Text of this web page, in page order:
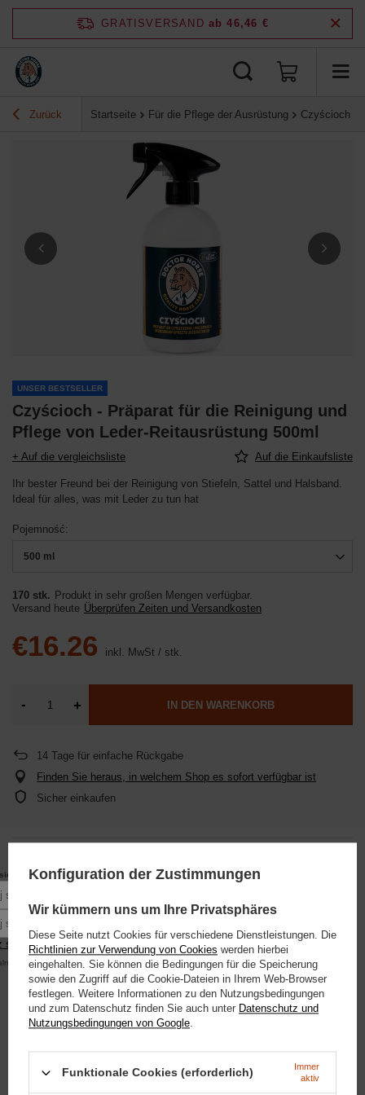
GRATISVERSAND ab 46,46 €
Zurück Startseite Für die Pflege der Ausrüstung Czyścioch -
UNSER BESTSELLER
Czyścioch - Präparat für die Reinigung und
Pflege von Leder-Reitausrüstung 500ml
+ Auf die vergleichsliste Auf die Einkaufsliste
Ihr bester Freund bei der Reinigung von Stiefeln, Sattel und Halsband.
Ideal für alles, was mit Leder zu tun hat
Pojemność
500 ml
170 stk. Produkt in sehr großen Mengen verfügbar
Versand heute Überprüfen Zeiten und Versandkosten
€16.26 inkl. MwSt / stk.
- + IN DEN WARENKORB
14 Tage für einfache Rückgabe
Finden Sie heraus, in welchem Shop es sofort verfügbar ist
Sicher einkaufen
EMPFEHLUNG ZONE
STELLE EINE FRAGE
MEINUNGEN
do newslettera, aby otrzymać10% rabatuna pierwsze zakupy.
kwota zamówienia to 250 zł
Konfiguration der Zustimmungen
Wir kümmern uns um Ihre Privatsphäres
Diese Seite nutzt Cookies für verschiedene Dienstleistungen. Die
Richtlinien zur Verwendung von Cookies werden hierbei
eingehalten. Sie können die Bedingungen für die Speicherung
sowie den Zugriff auf die Cookie-Dateien in Ihrem Web-Browser
festlegen. Weitere Informationen zu den Nutzungsbedingungen
und zum Datenschutz finden Sie auch unter Datenschutz und
Nutzungsbedingungen von Google.
Funktionale Cookies (erforderlich)
Immer
aktiv